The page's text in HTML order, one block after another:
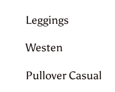
Leggings
Westen
Pullover Casual